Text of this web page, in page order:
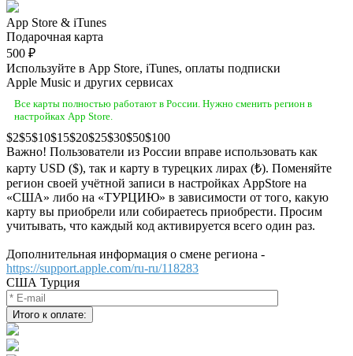
App Store & iTunes
Подарочная карта
500 ₽
Используйте в App Store, iTunes, оплаты подписки
Apple Music и других сервисах
Все карты полностью работают в России. Нужно сменить регион в
настройках App Store.
2 5 10 15 20 25 30 50 100
Важно! Пользователи из России вправе использовать как
карту USD ($), так и карту в турецких лирах (₺). Поменяйте
регион своей учётной записи в настройках AppStore на
«США» либо на «ТУРЦИЮ» в зависимости от того, какую
карту вы приобрели или собираетесь приобрести. Просим
учитывать, что каждый код активируется всего один раз.
Дополнительная информация о смене региона -
https://support.apple.com/ru-ru/118283
США Турция